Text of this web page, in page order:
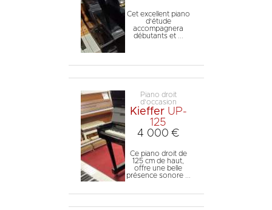
Cet excellent piano
d'étude
accompagnera
débutants et ...
Piano droit
d'occasion
KiefferUP-
125
4 000 €
Ce piano droit de
125 cm de haut,
offre une belle
présence sonore ...